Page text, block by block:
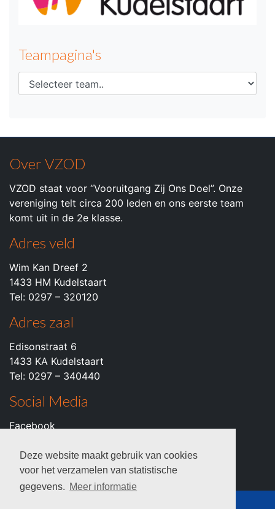
Deze website maakt gebruik van cookies
voor het verzamelen van statistische
gegevens. Meer informatie
Teampagina's
Over VZOD
VZOD staat voor “Vooruitgang Zij Ons Doel”. Onze
vereniging telt circa 200 leden en ons eerste team
komt uit in de 2e klasse.
Adres veld
Wim Kan Dreef 2
1433 HM Kudelstaart
Tel: 0297 – 320120
Adres zaal
Edisonstraat 6
1433 KA Kudelstaart
Tel: 0297 – 340440
Social Media
Facebook
Youtube